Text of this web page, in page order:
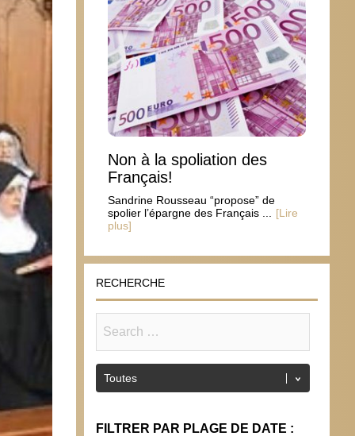
Non à la spoliation des
Français!
Sandrine Rousseau “propose” de
spolier l’épargne des Français ...
[Lire
plus]
RECHERCHE
FILTRER PAR PLAGE DE DATE :